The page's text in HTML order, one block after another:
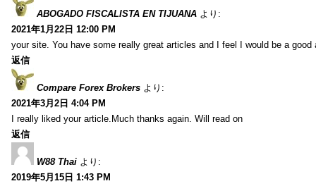
ABOGADO FISCALISTA EN TIJUANA より:
2021年1月22日 12:00 PM
your site. You have some really great articles and I feel I would be a good
返信
Compare Forex Brokers より:
2021年3月2日 4:04 PM
I really liked your article.Much thanks again. Will read on
返信
W88 Thai より:
2019年5月15日 1:43 PM